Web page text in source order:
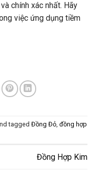
chính xác nhất. Hãy
việc ứng dụng tiềm
tagged Đồng Đỏ, đồng hợp
Đồng Hợp Kim